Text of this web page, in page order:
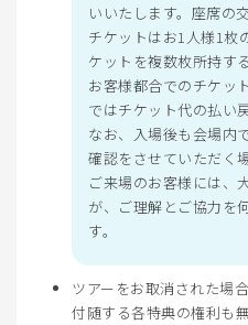
いいたします。座席の
チケットはお1人様1枚
ケットを複数枚所持す
お客様都合でのチケッ
ではチケット代の払い
なお、入場後も会場内
確認をさせていただく
ご来場のお客様には、
が、ご理解とご協力を
す。
ツアーをお取消された場
付随する各特典の権利も